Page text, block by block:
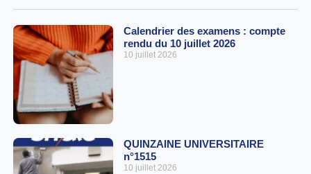
Calendrier des examens : compte
rendu du 10 juillet 2026
10 juillet 2026
QUINZAINE UNIVERSITAIRE
n°1515
10 juillet 2026